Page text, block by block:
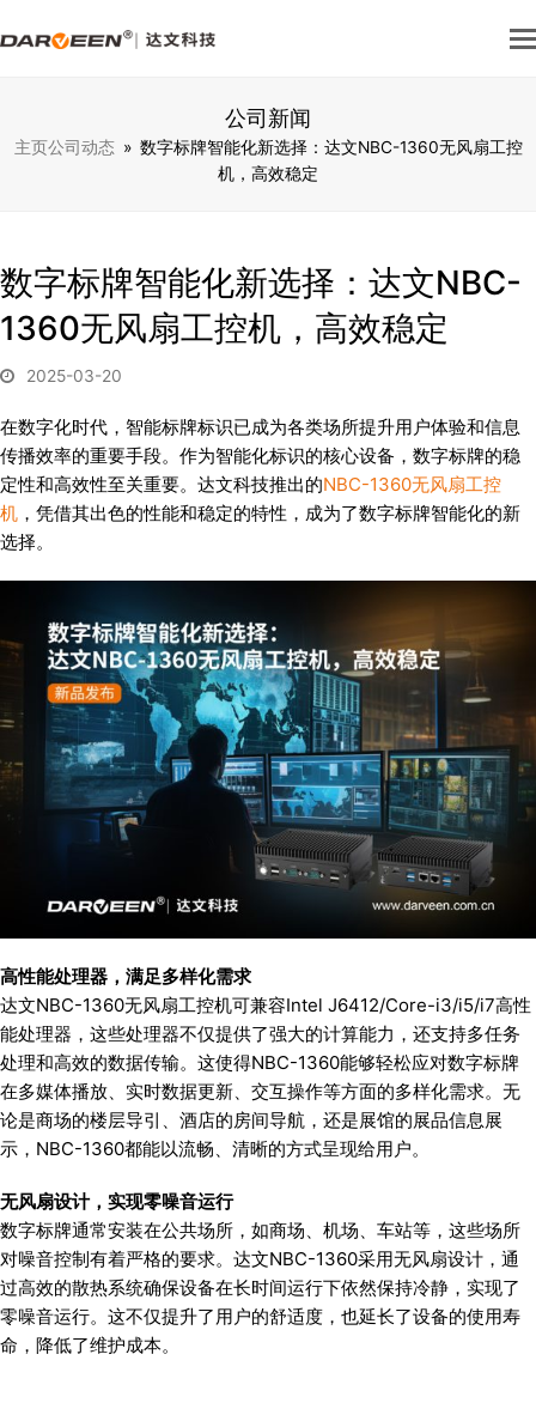
公司新闻
主页公司动态 » 数字标牌智能化新选择：达文NBC-1360无风扇工控
机，高效稳定
数字标牌智能化新选择：达文NBC-
1360无风扇工控机，高效稳定
2025-03-20
在数字化时代，智能标牌标识已成为各类场所提升用户体验和信息
传播效率的重要手段。作为智能化标识的核心设备，数字标牌的稳
定性和高效性至关重要。达文科技推出的NBC-1360无风扇工控
机 ，凭借其出色的性能和稳定的特性，成为了数字标牌智能化的新
选择。
高性能处理器，满足多样化需求
达文NBC-1360无风扇工控机可兼容Intel J6412/Core-i3/i5/i7高性
能处理器，这些处理器不仅提供了强大的计算能力，还支持多任务
处理和高效的数据传输。这使得NBC-1360能够轻松应对数字标牌
在多媒体播放、实时数据更新、交互操作等方面的多样化需求。无
论是商场的楼层导引、酒店的房间导航，还是展馆的展品信息展
示，NBC-1360都能以流畅、清晰的方式呈现给用户。
无风扇设计，实现零噪音运行
数字标牌通常安装在公共场所，如商场、机场、车站等，这些场所
对噪音控制有着严格的要求。达文NBC-1360采用无风扇设计，通
过高效的散热系统确保设备在长时间运行下依然保持冷静，实现了
零噪音运行。这不仅提升了用户的舒适度，也延长了设备的使用寿
命，降低了维护成本。